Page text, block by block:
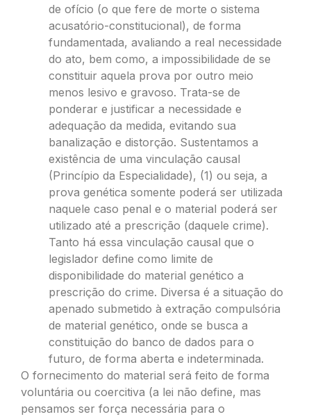
de ofício (o que fere de morte o sistema
acusatório-constitucional), de forma
fundamentada, avaliando a real necessidade
do ato, bem como, a impossibilidade de se
constituir aquela prova por outro meio
menos lesivo e gravoso. Trata-se de
ponderar e justificar a necessidade e
adequação da medida, evitando sua
banalização e distorção. Sustentamos a
existência de uma vinculação causal
(Princípio da Especialidade), (1) ou seja, a
prova genética somente poderá ser utilizada
naquele caso penal e o material poderá ser
utilizado até a prescrição (daquele crime).
Tanto há essa vinculação causal que o
legislador define como limite de
disponibilidade do material genético a
prescrição do crime. Diversa é a situação do
apenado submetido à extração compulsória
de material genético, onde se busca a
constituição do banco de dados para o
futuro, de forma aberta e indeterminada.
O fornecimento do material será feito de forma
voluntária ou coercitiva (a lei não define, mas
pensamos ser força necessária para o